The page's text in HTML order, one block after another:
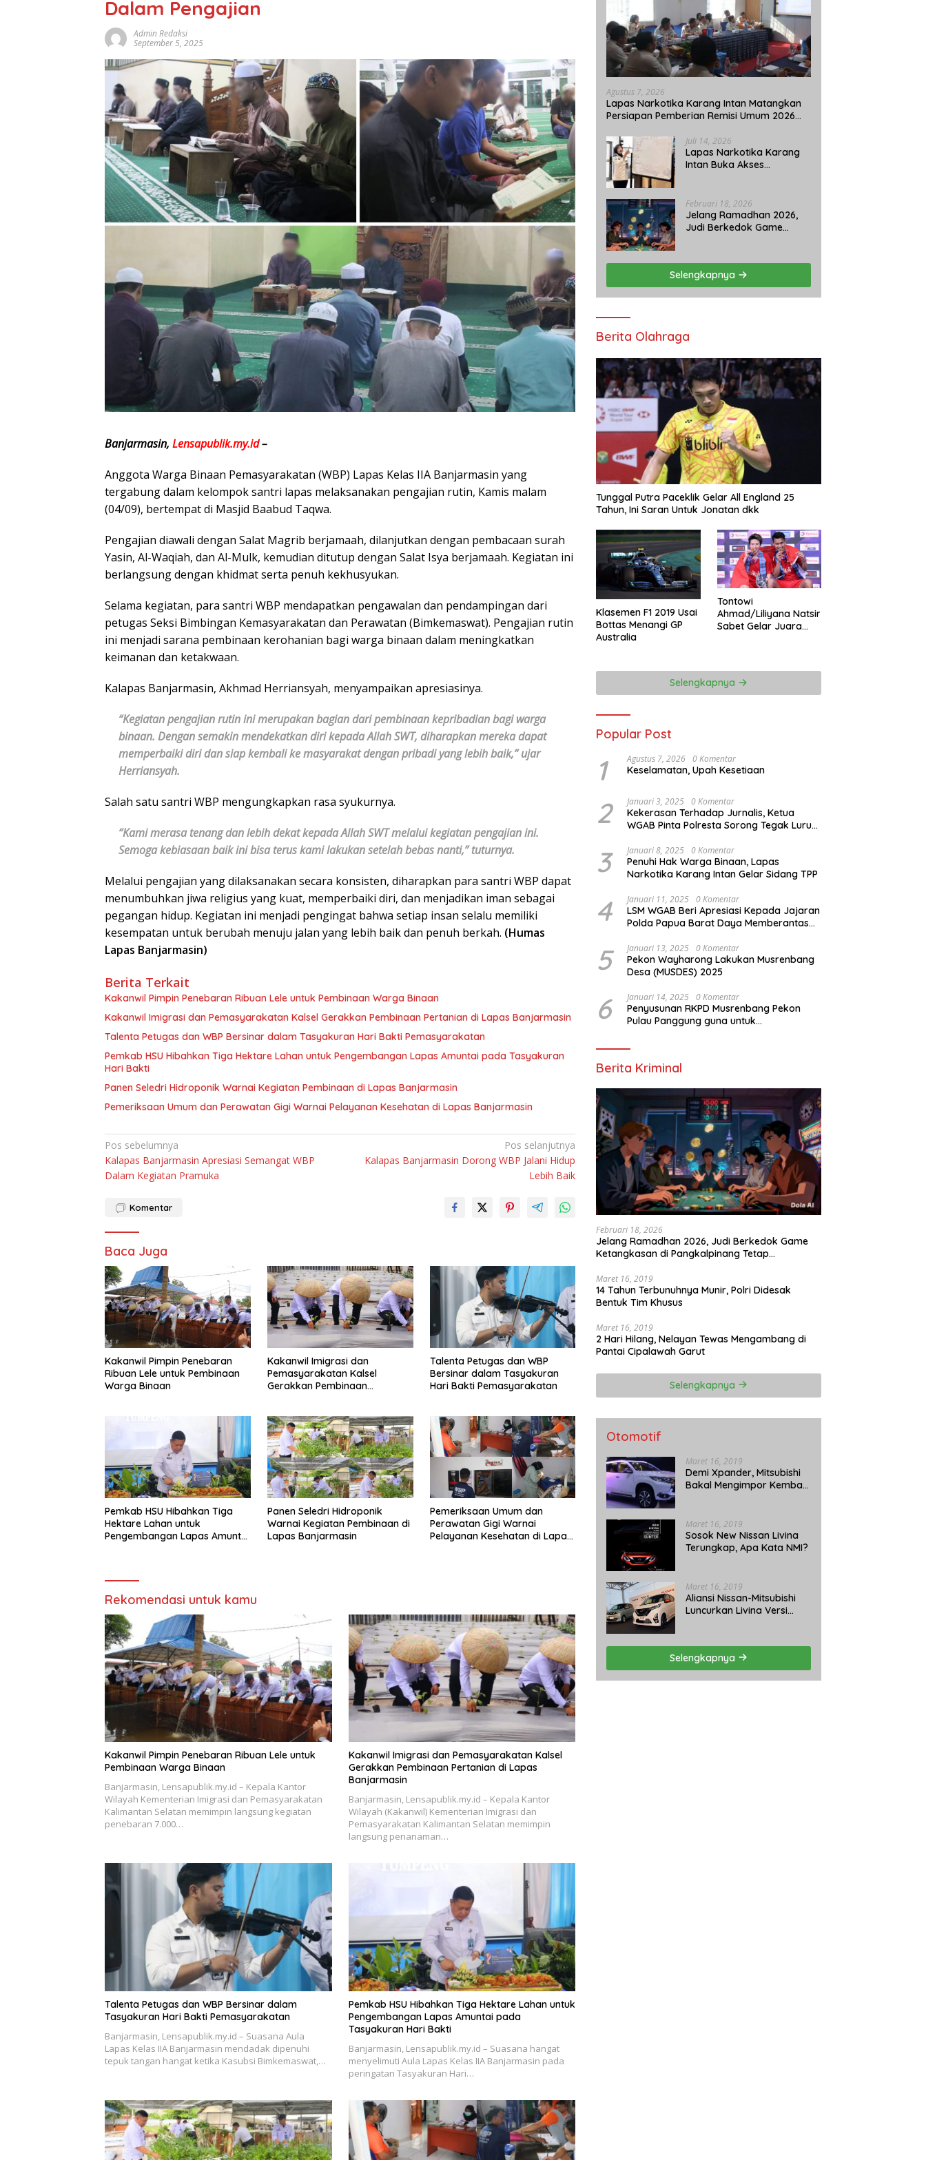
Dalam Pengajian
Admin Redaksi
September 5, 2025
Banjarmasin, Lensapublik.my.id–
Anggota Warga Binaan Pemasyarakatan (WBP) Lapas Kelas IIA Banjarmasin yang
tergabung dalam kelompok santri lapas melaksanakan pengajian rutin, Kamis malam
(04/09), bertempat di Masjid Baabud Taqwa.
Pengajian diawali dengan Salat Magrib berjamaah, dilanjutkan dengan pembacaan surah
Yasin, Al-Waqiah, dan Al-Mulk, kemudian ditutup dengan Salat Isya berjamaah. Kegiatan ini
berlangsung dengan khidmat serta penuh kekhusyukan.
Selama kegiatan, para santri WBP mendapatkan pengawalan dan pendampingan dari
petugas Seksi Bimbingan Kemasyarakatan dan Perawatan (Bimkemaswat). Pengajian rutin
ini menjadi sarana pembinaan kerohanian bagi warga binaan dalam meningkatkan
keimanan dan ketakwaan.
Kalapas Banjarmasin, Akhmad Herriansyah, menyampaikan apresiasinya.
“Kegiatan pengajian rutin ini merupakan bagian dari pembinaan kepribadian bagi warga
binaan. Dengan semakin mendekatkan diri kepada Allah SWT, diharapkan mereka dapat
memperbaiki diri dan siap kembali ke masyarakat dengan pribadi yang lebih baik,” ujar
Herriansyah.
Salah satu santri WBP mengungkapkan rasa syukurnya.
“Kami merasa tenang dan lebih dekat kepada Allah SWT melalui kegiatan pengajian ini.
Semoga kebiasaan baik ini bisa terus kami lakukan setelah bebas nanti,” tuturnya.
Melalui pengajian yang dilaksanakan secara konsisten, diharapkan para santri WBP dapat
menumbuhkan jiwa religius yang kuat, memperbaiki diri, dan menjadikan iman sebagai
pegangan hidup. Kegiatan ini menjadi pengingat bahwa setiap insan selalu memiliki
kesempatan untuk berubah menuju jalan yang lebih baik dan penuh berkah. (Humas
Lapas Banjarmasin)
Berita Terkait
Kakanwil Pimpin Penebaran Ribuan Lele untuk Pembinaan Warga Binaan
Kakanwil Imigrasi dan Pemasyarakatan Kalsel Gerakkan Pembinaan Pertanian di Lapas Banjarmasin
Talenta Petugas dan WBP Bersinar dalam Tasyakuran Hari Bakti Pemasyarakatan
Pemkab HSU Hibahkan Tiga Hektare Lahan untuk Pengembangan Lapas Amuntai pada Tasyakuran
Hari Bakti
Panen Seledri Hidroponik Warnai Kegiatan Pembinaan di Lapas Banjarmasin
Pemeriksaan Umum dan Perawatan Gigi Warnai Pelayanan Kesehatan di Lapas Banjarmasin
Navigasi
pos
Pos sebelumnya
Kalapas Banjarmasin Apresiasi Semangat WBP
Dalam Kegiatan Pramuka
Pos selanjutnya
Kalapas Banjarmasin Dorong WBP Jalani Hidup
Lebih Baik
Komentar
Baca Juga
Kakanwil Pimpin Penebaran
Ribuan Lele untuk Pembinaan
Warga Binaan
Kakanwil Imigrasi dan
Pemasyarakatan Kalsel
Gerakkan Pembinaan
Talenta Petugas dan WBP
Bersinar dalam Tasyakuran
Hari Bakti Pemasyarakatan
Pemkab HSU Hibahkan Tiga
Hektare Lahan untuk
Pengembangan Lapas Amuntai
Panen Seledri Hidroponik
Warnai Kegiatan Pembinaan di
Lapas Banjarmasin
Pemeriksaan Umum dan
Perawatan Gigi Warnai
Pelayanan Kesehatan di Lapas
Rekomendasi untuk kamu
Kakanwil Pimpin Penebaran Ribuan Lele untuk
Pembinaan Warga Binaan
Banjarmasin, Lensapublik.my.id – Kepala Kantor
Wilayah Kementerian Imigrasi dan Pemasyarakatan
Kalimantan Selatan memimpin langsung kegiatan
penebaran 7.000…
Kakanwil Imigrasi dan Pemasyarakatan Kalsel
Gerakkan Pembinaan Pertanian di Lapas
Banjarmasin
Banjarmasin, Lensapublik.my.id – Kepala Kantor
Wilayah (Kakanwil) Kementerian Imigrasi dan
Pemasyarakatan Kalimantan Selatan memimpin
langsung penanaman…
Talenta Petugas dan WBP Bersinar dalam
Tasyakuran Hari Bakti Pemasyarakatan
Banjarmasin, Lensapublik.my.id – Suasana Aula
Lapas Kelas IIA Banjarmasin mendadak dipenuhi
tepuk tangan hangat ketika Kasubsi Bimkemaswat,…
Pemkab HSU Hibahkan Tiga Hektare Lahan untuk
Pengembangan Lapas Amuntai pada
Tasyakuran Hari Bakti
Banjarmasin, Lensapublik.my.id – Suasana hangat
menyelimuti Aula Lapas Kelas IIA Banjarmasin pada
peringatan Tasyakuran Hari…
Agustus 7, 2026
Lapas Narkotika Karang Intan Matangkan
Persiapan Pemberian Remisi Umum 2026
Juli 14, 2026
Lapas Narkotika Karang
Intan Buka Akses
Binaan
Februari 18, 2026
Jelang Ramadhan 2026,
Judi Berkedok Game
Beroperasi: APH Tutup
Mata?
Selengkapnya
Berita Olahraga
Tunggal Putra Paceklik Gelar All England 25
Tahun, Ini Saran Untuk Jonatan dkk
Klasemen F1 2019 Usai
Bottas Menangi GP
Australia
Tontowi
Ahmad/Liliyana Natsir
Sabet Gelar Juara
Selengkapnya
Popular Post
1 Agustus 7, 2026 0 Komentar
Keselamatan, Upah Kesetiaan
2 Januari 3, 2025 0 Komentar
Kekerasan Terhadap Jurnalis, Ketua
WGAB Pinta Polresta Sorong Tegak Lurus
3 Januari 8, 2025 0 Komentar
Penuhi Hak Warga Binaan, Lapas
Narkotika Karang Intan Gelar Sidang TPP
4 Januari 11, 2025 0 Komentar
LSM WGAB Beri Apresiasi Kepada Jajaran
Polda Papua Barat Daya Memberantas
Mining
5 Januari 13, 2025 0 Komentar
Pekon Wayharong Lakukan Musrenbang
Desa (MUSDES) 2025
6 Januari 14, 2025 0 Komentar
Penyusunan RKPD Musrenbang Pekon
Pulau Panggung guna untuk
2026
Berita Kriminal
Februari 18, 2026
Jelang Ramadhan 2026, Judi Berkedok Game
Ketangkasan di Pangkalpinang Tetap
Maret 16, 2019
14 Tahun Terbunuhnya Munir, Polri Didesak
Bentuk Tim Khusus
Maret 16, 2019
2 Hari Hilang, Nelayan Tewas Mengambang di
Pantai Cipalawah Garut
Selengkapnya
Otomotif
Maret 16, 2019
Demi Xpander, Mitsubishi
Bakal Mengimpor Kembali
Maret 16, 2019
Sosok New Nissan Livina
Terungkap, Apa Kata NMI?
Maret 16, 2019
Aliansi Nissan-Mitsubishi
Luncurkan Livina Versi
Selengkapnya